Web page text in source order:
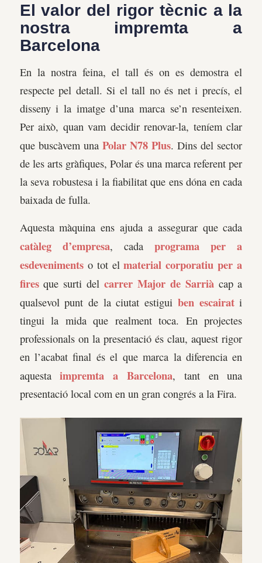
El valor del rigor tècnic a la
nostra impremta a
Barcelona
En la nostra feina, el tall és on es demostra el
respecte pel detall. Si el tall no és net i precís, el
disseny i la imatge d’una marca se’n resenteixen.
Per això, quan vam decidir renovar-la, teníem clar
que buscàvem una Polar N78 Plus. Dins del sector
de les arts gràfiques, Polar és una marca referent per
la seva robustesa i la fiabilitat que ens dóna en cada
baixada de fulla.
Aquesta màquina ens ajuda a assegurar que cada
catàleg d’empresa, cadaprograma per a
esdevenimentso tot elmaterial corporatiu per a
firesque surti delcarrer Major de Sarriàcap a
qualsevol punt de la ciutat estigui ben escairati
tingui la mida que realment toca. En projectes
professionals on la presentació és clau, aquest rigor
en l’acabat final és el que marca la diferencia en
aquestaimpremta a Barcelona, tant en una
presentació local com en un gran congrés a la Fira.